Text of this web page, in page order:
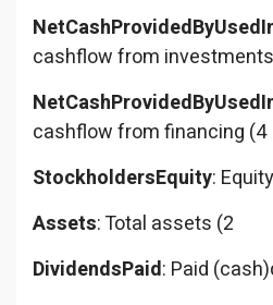
cashflow from
cashflow from financing (4
StockholdersEquity:
Assets: Total assets (2
DividendsPaid: Paid